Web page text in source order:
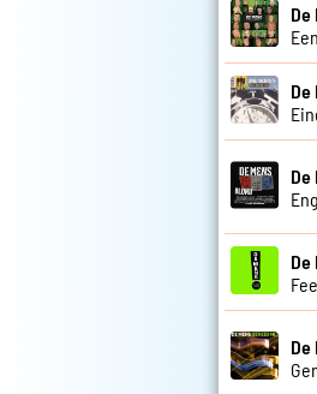
De
De
De
De
De